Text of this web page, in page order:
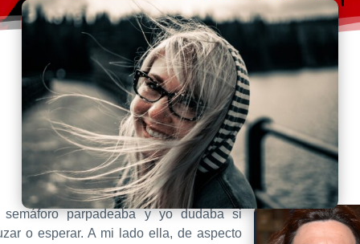
semáforo parpadeaba y yo dudaba si
o esperar. A mi lado ella, de aspecto